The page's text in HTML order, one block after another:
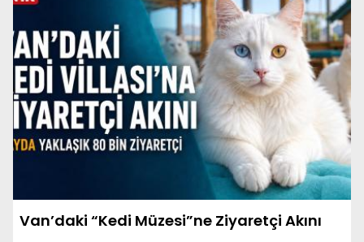
Van’daki “Kedi Müzesi”ne Ziyaretçi Akını